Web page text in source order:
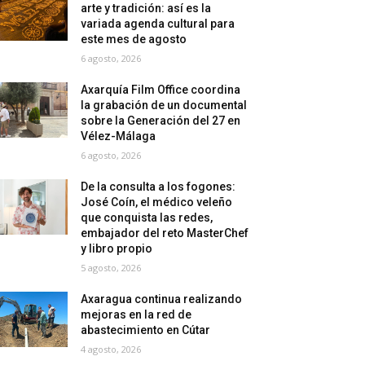
arte y tradición: así es la
variada agenda cultural para
este mes de agosto
6 agosto, 2026
Axarquía Film Office coordina
la grabación de un documental
sobre la Generación del 27 en
Vélez-Málaga
6 agosto, 2026
De la consulta a los fogones:
José Coín, el médico veleño
que conquista las redes,
embajador del reto MasterChef
y libro propio
5 agosto, 2026
Axaragua continua realizando
mejoras en la red de
abastecimiento en Cútar
4 agosto, 2026